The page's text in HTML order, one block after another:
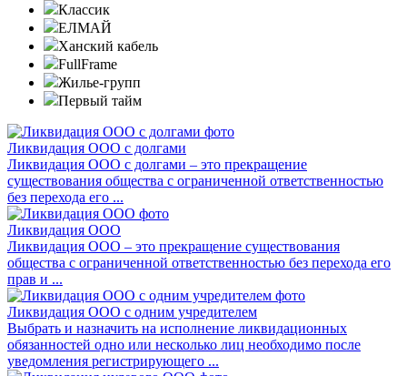
Классик
ЕЛМАЙ
Ханский кабель
FullFrame
Жилье-групп
Первый тайм
Ликвидация ООО с долгами
Ликвидация ООО с долгами – это прекращение
существования общества с ограниченной ответственностью
без перехода его ...
Ликвидация ООО
Ликвидация ООО – это прекращение существования
общества с ограниченной ответственностью без перехода его
прав и ...
Ликвидация ООО с одним учредителем
Выбрать и назначить на исполнение ликвидационных
обязанностей одно или несколько лиц необходимо после
уведомления регистрирующего ...